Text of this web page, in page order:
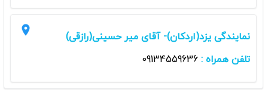
نمایندگی یزد(اردکان)- آقای میر حسینی(رازقی)
تلفن همراه :